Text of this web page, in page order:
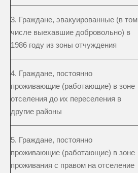
3. Граждане, эвакуированные (в том
числе выехавшие добровольно) в
1986 году из зоны отчуждения
4. Граждане, постоянно
проживающие (работающие) в зоне
отселения до их переселения в
другие районы
5. Граждане, постоянно
проживающие (работающие) в зоне
проживания с правом на отселение